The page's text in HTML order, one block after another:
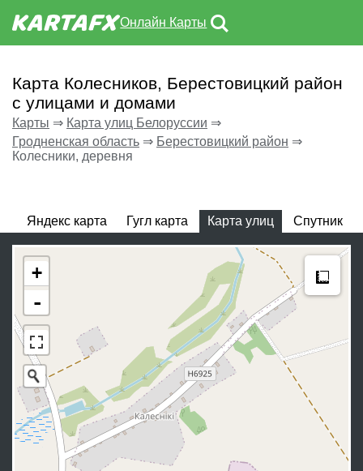
Онлайн Карты
Карта Колесников, Берестовицкий район
с улицами и домами
Карты ⇒ Карта улиц Белоруссии ⇒
Гродненская область ⇒ Берестовицкий район ⇒
Колесники, деревня
Яндекс карта Гугл карта Карта улиц Спутник
+
-